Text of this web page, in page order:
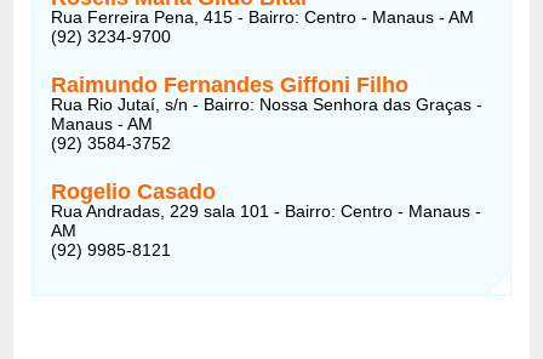
Rua Ferreira Pena, 415 - Bairro: Centro - Manaus - AM
(92) 3234-9700
Raimundo Fernandes Giffoni Filho
Rua Rio Jutaí, s/n - Bairro: Nossa Senhora das Graças -
Manaus - AM
(92) 3584-3752
Rogelio Casado
Rua Andradas, 229 sala 101 - Bairro: Centro - Manaus -
AM
(92) 9985-8121